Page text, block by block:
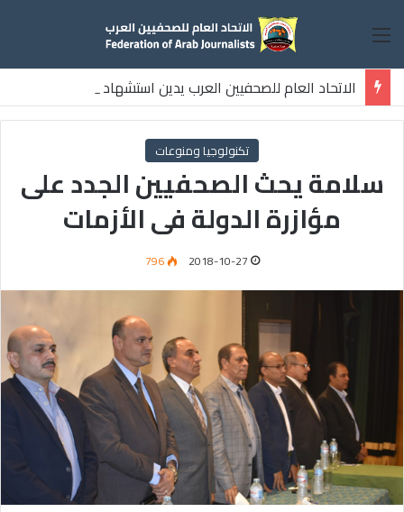
القائمة
الاتحاد العام للصحفيين العرب يدين استشهاد
ثلاثة صحفيين فلسطينيين باستهداف إسرائيلي وسط قطاع غزة
تكنولوجيا ومنوعات
سلامة يحث الصحفيين الجدد على
مؤازرة الدولة فى الأزمات
2018-10-27
796